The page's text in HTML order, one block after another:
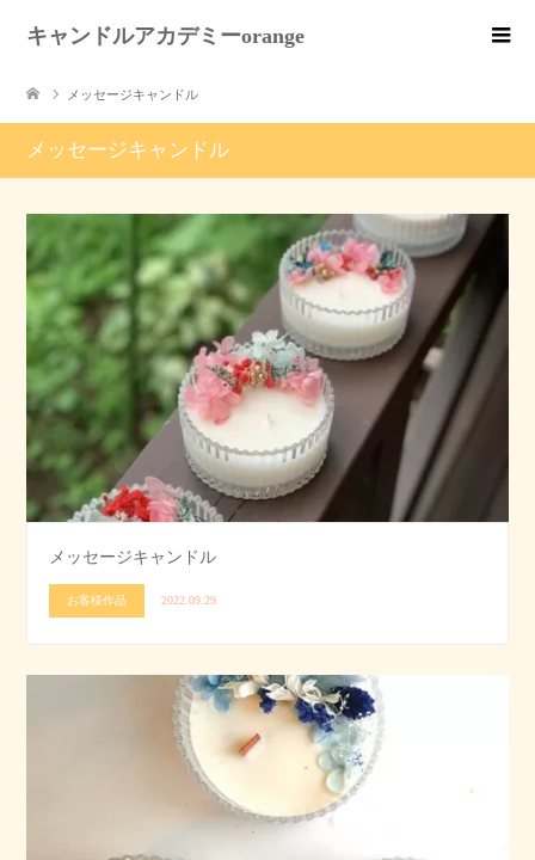
キャンドルアカデミーorange
メッセージキャンドル
メッセージキャンドル
メッセージキャンドル
お客様作品 2022.09.29